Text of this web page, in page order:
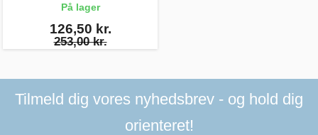
På lager
126,50 kr.
253,00 kr.
Tilmeld dig vores nyhedsbrev - og hold dig
orienteret!